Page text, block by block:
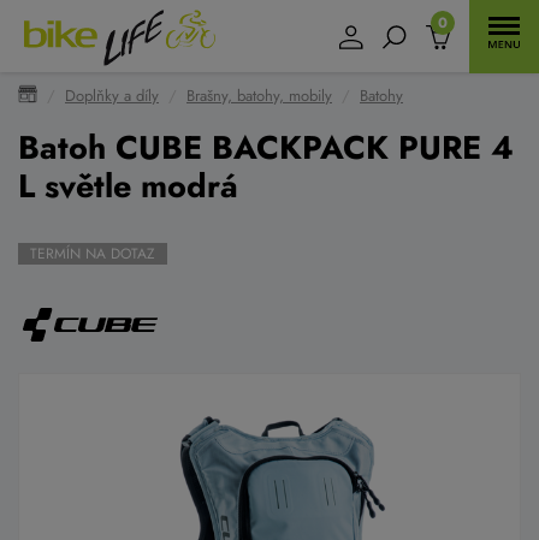
0
Doplňky a díly Brašny, batohy, mobily Batohy
Batoh CUBE BACKPACK PURE 4
L světle modrá
TERMÍN NA DOTAZ